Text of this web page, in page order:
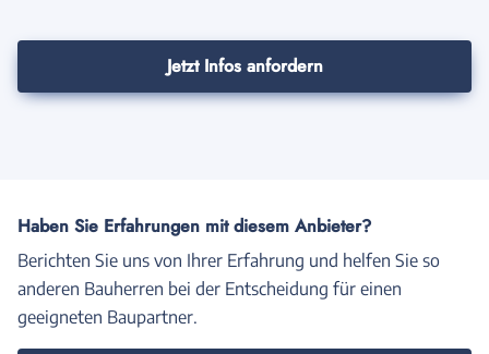
Jetzt Infos anfordern
Haben Sie Erfahrungen mit diesem Anbieter?
Berichten Sie uns von Ihrer Erfahrung und helfen Sie so
anderen Bauherren bei der Entscheidung für einen
geeigneten Baupartner.